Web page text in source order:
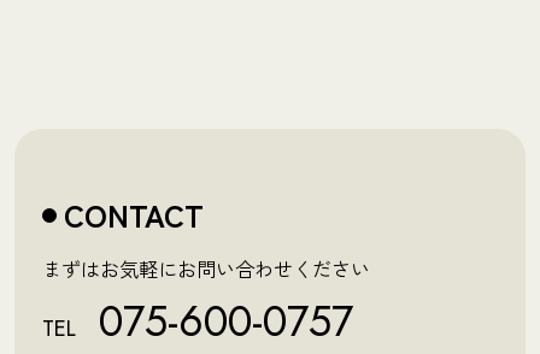
CONTACT
まずはお気軽にお問い合わせください
TEL 075-600-0757